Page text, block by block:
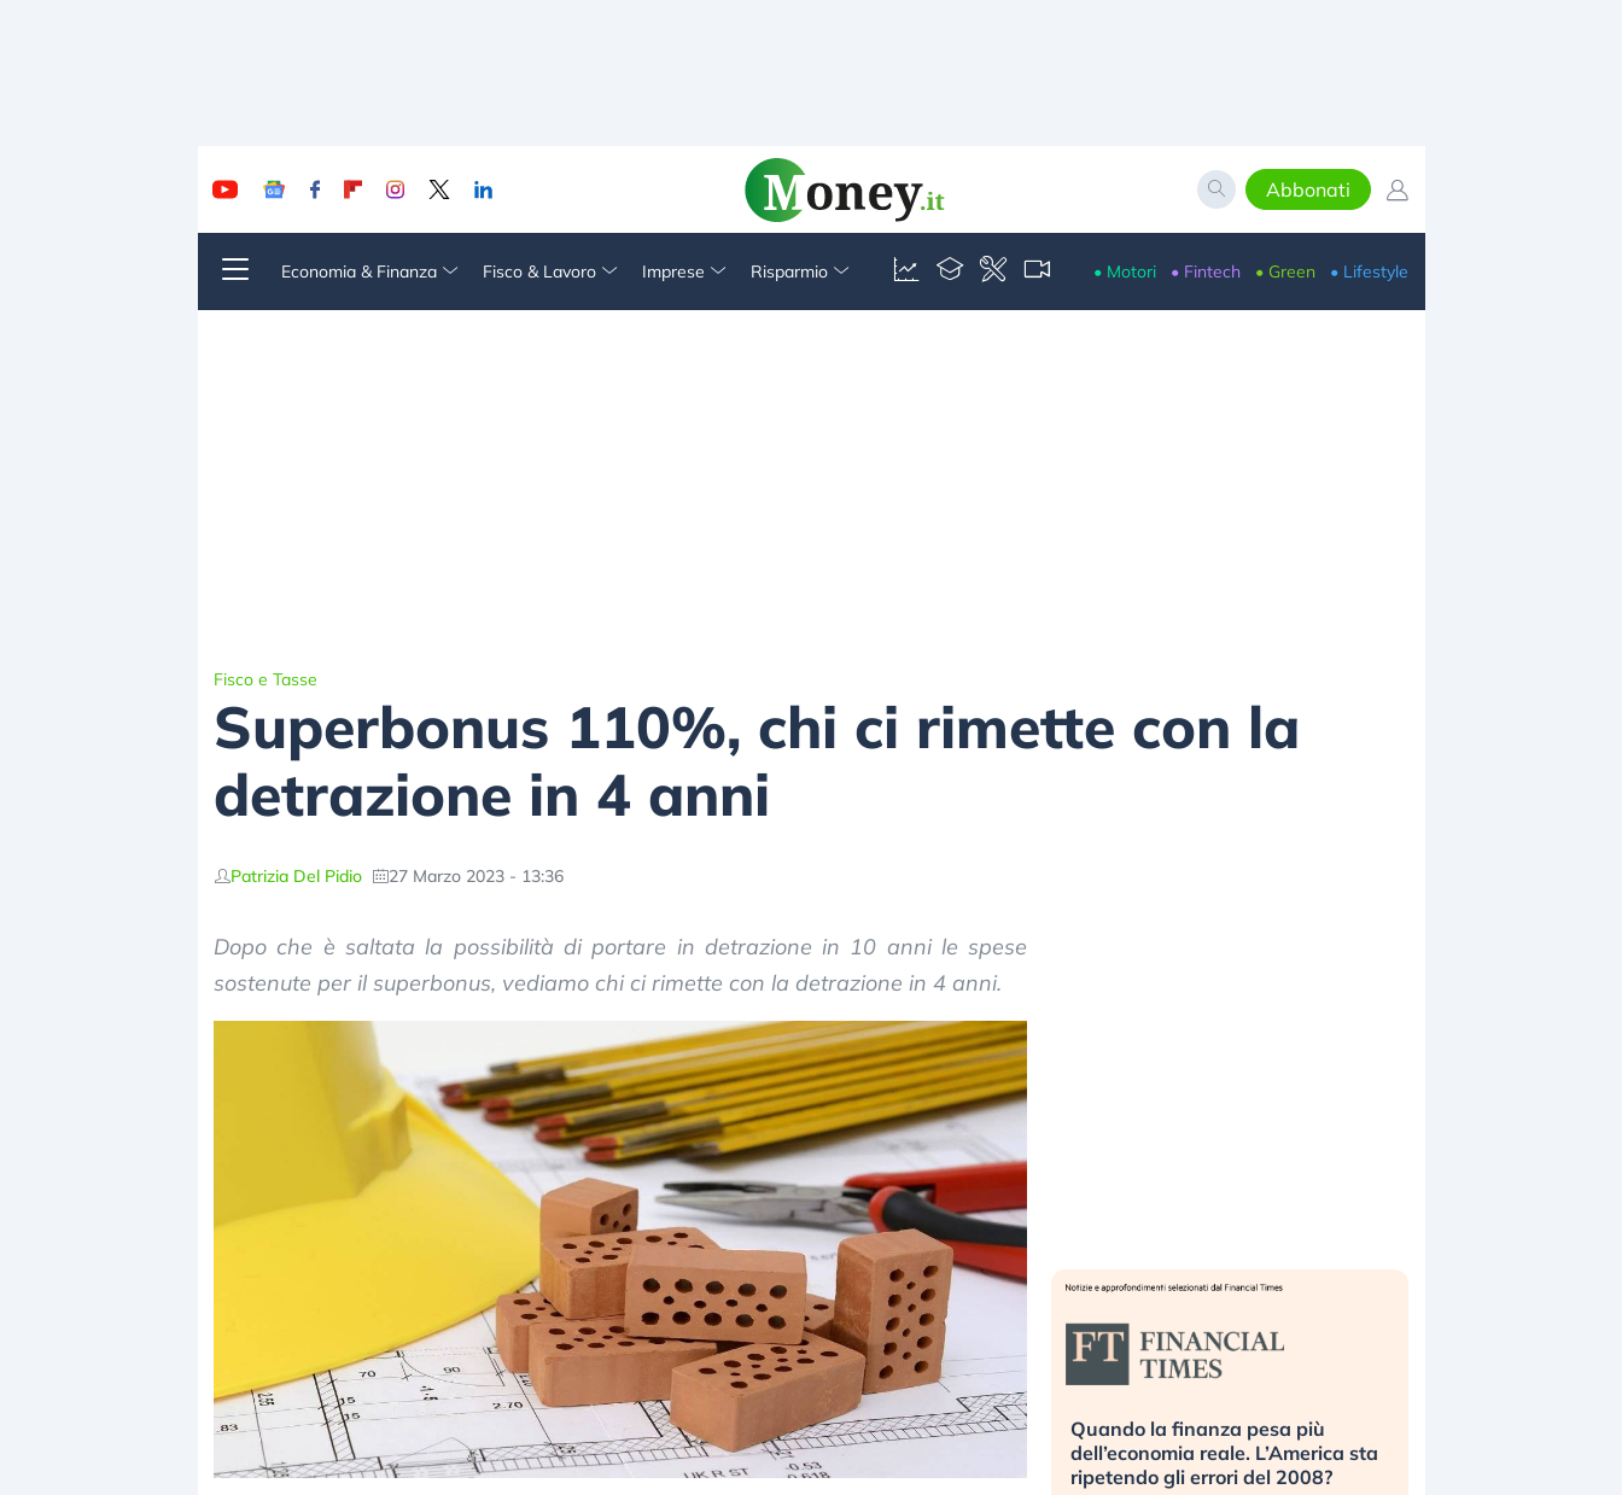
Abbonati
Economia & Finanza Fisco & Lavoro Imprese Risparmio • Motori • Fintech • Green • Lifestyle
Fisco e Tasse
Superbonus 110%, chi ci rimette con la
detrazione in 4 anni
Patrizia Del Pidio 27 Marzo 2023 - 13:36
Dopo che è saltata la possibilità di portare in detrazione in 10 anni le spese
sostenute per il superbonus, vediamo chi ci rimette con la detrazione in 4 anni.
Dalle valutazioni estreme alla
correzione. Cosa sta guidando il
repricing degli asset?
«La mia vita è rovinata». Investitori
in preda al panico dopo lo scoppio
della bolla AI
Quando la finanza pesa più
dell’economia reale. L’America sta
ripetendo gli errori del 2008?